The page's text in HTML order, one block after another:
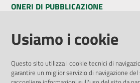
ONERI DI PUBBLICAZIONE
Amministrazione Trasparente
Pubblicità legale
Privacy Policy
Attuazione Misure PNRR
Usiamo i cookie
Questo sito utilizza i cookie tecnici di
garantire un miglior servizio di navigazione